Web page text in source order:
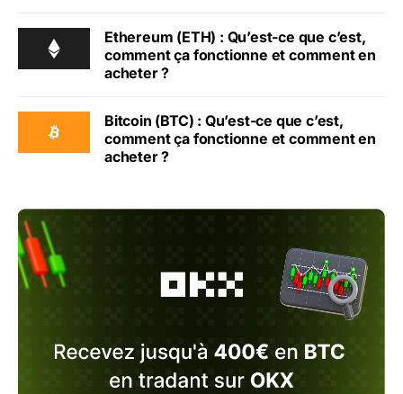
Ethereum (ETH) : Qu’est-ce que c’est,
comment ça fonctionne et comment en
acheter ?
Bitcoin (BTC) : Qu’est-ce que c’est,
comment ça fonctionne et comment en
acheter ?